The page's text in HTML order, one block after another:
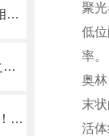
中国徕卡经销商公布2013年徕卡金相显微镜价格表
卵细胞分析专用显微镜：解码生命之源的精密仪器
奥林巴斯CX22显微镜价格全面公开！！一律6折出售
聚
低
率。
奥
末
活